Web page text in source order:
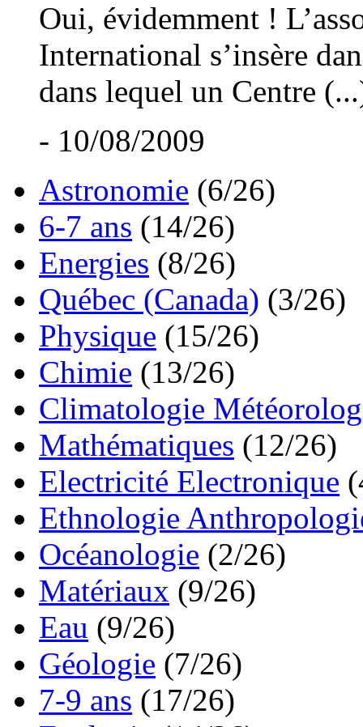
Oui, évidemment !
International s’insère
dans lequel un Centre
- 10/08/2009
Astronomie (6/26)
6-7 ans (14/26)
Energies (8/26)
Québec (Canada) (3/26)
Physique (15/26)
Chimie (13/26)
Climatologie
Mathématiques (12/26)
Electricité Electronique
Ethnologie
Océanologie (2/26)
Matériaux (9/26)
Eau (9/26)
Géologie (7/26)
7-9 ans (17/26)